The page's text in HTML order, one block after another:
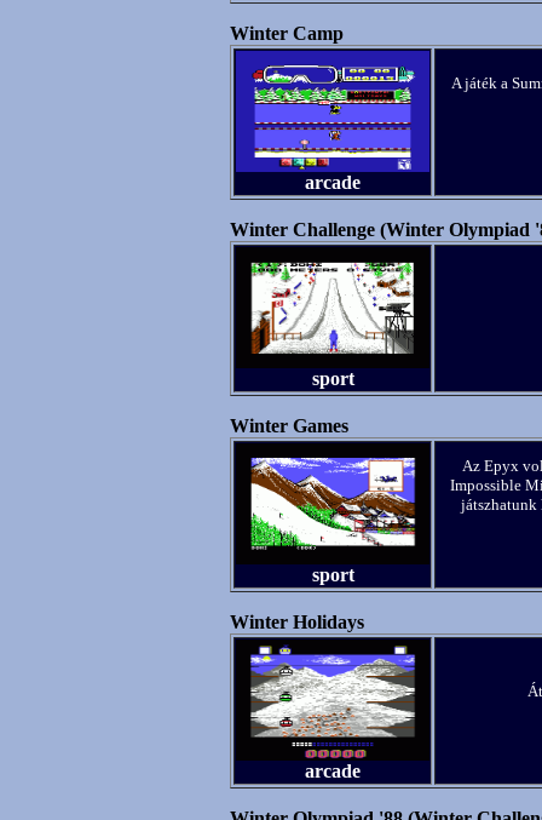
Winter Camp
arcade
A játék a
Winter Challenge (Winter Olympiad
sport
Winter Games
sport
Az Epyx
Impossible
játszhatunk
Winter Holidays
arcade